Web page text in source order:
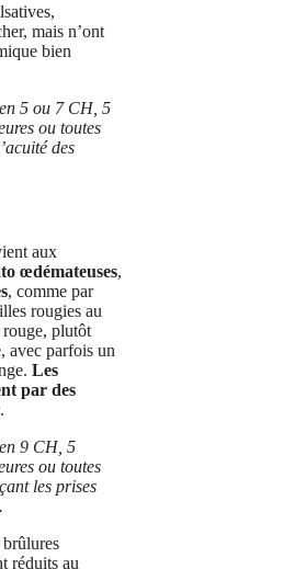
mais n’ont
bien
5 ou 7 CH, 5
ou toutes
des
aux
œdémateuses,
, comme par
rougies au
rouge, plutôt
avec parfois un
Les
par des
.
9 CH, 5
ou toutes
les prises
réduits au